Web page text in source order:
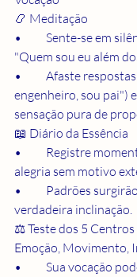
📿 Meditação
•	Sente-se em silêncio e pergunte:
"Quem sou eu além
•	Afaste respostas mentais ("sou
engenheiro, sou pai")
sensação pura de
📖 Diário da Essência
•	Registre momentos em que sentiu
alegria sem motivo
•	Padrões surgirão, revelando sua
verdadeira inclinação.
⚖️ Teste dos 5
Emoção, Movimento,
•	Sua vocação